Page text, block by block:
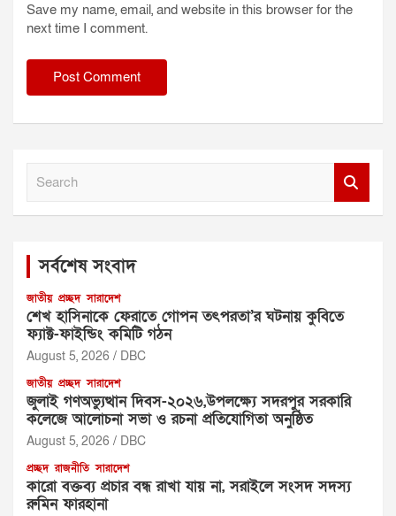
Save my name, email, and website in this browser for the
next time I comment.
সর্বশেষ সংবাদ
জাতীয় প্রচ্ছদ সারাদেশ
শেখ হাসিনাকে ফেরাতে গোপন তৎপরতা’র ঘটনায় কুবিতে
ফ্যাক্ট-ফাইন্ডিং কমিটি গঠন
August 5, 2026 DBC
জাতীয় প্রচ্ছদ সারাদেশ
জুলাই গণঅভ্যুত্থান দিবস-২০২৬,উপলক্ষ্যে সদরপুর সরকারি
কলেজে আলোচনা সভা ও রচনা প্রতিযোগিতা অনুষ্ঠিত
August 5, 2026 DBC
প্রচ্ছদ রাজনীতি সারাদেশ
‎কারো বক্তব্য প্রচার বন্ধ রাখা যায় না, সরাইলে সংসদ সদস্য
রুমিন ফারহানা ‎ ‎